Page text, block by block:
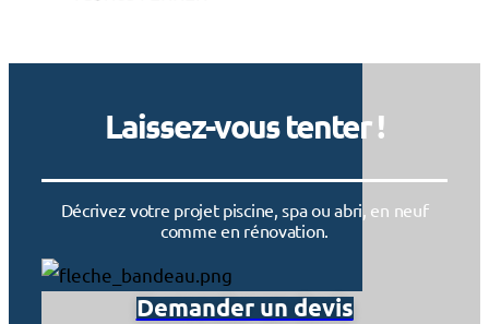
Laissez-vous tenter !
Décrivez votre projet piscine, spa ou abri, en neuf
comme en rénovation.
Demander un devis